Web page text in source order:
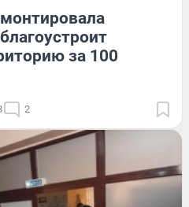
за 100
2